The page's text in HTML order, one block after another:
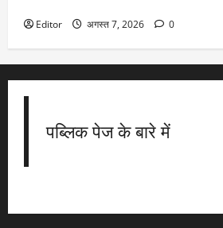
Editor अगस्त 7, 2026 0
पब्लिक पेज के बारे में